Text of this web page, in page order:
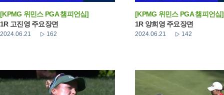
[KPMG 위민스 PGA 챔피언십]
1R 고진영 주요장면
2024.06.21 162
[KPMG 위민스 PGA 챔피언십]
1R 양희영 주요장면
2024.06.21 142